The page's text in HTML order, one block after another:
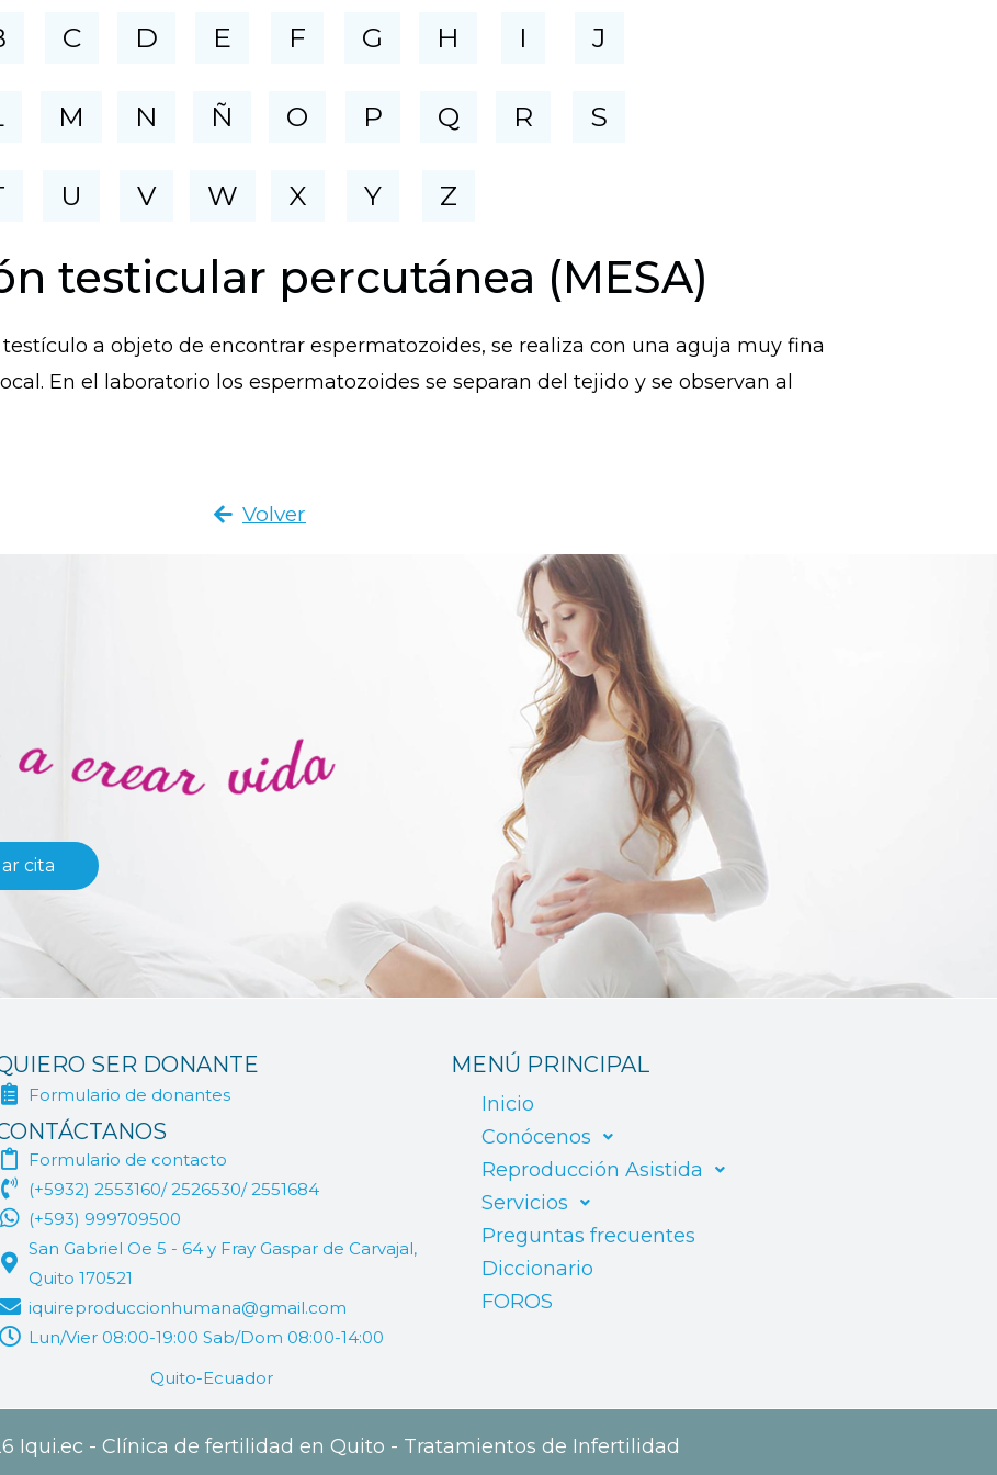
C
M
U
D
N
V
E
Ñ
W
F
O
X
G
P
Y
H
Q
Z
I
R
J
S
testicular percutánea (MESA)
a objeto de encontrar espermatozoides, se realiza con una aguja muy fina
En el laboratorio los espermatozoides se separan del tejido y se observan al
Volver
cita
SER DONANTE
Formulario de donantes
Formulario de contacto
(+5932) 2553160/ 2526530/ 2551684
(+593) 999709500
San Gabriel Oe 5 - 64 y Fray Gaspar de Carvajal,
Quito 170521
iquireproduccionhumana@gmail.com
Lun/Vier 08:00-19:00 Sab/Dom 08:00-14:00
Quito-Ecuador
MENÚ PRINCIPAL
Inicio
Conócenos
Reproducción Asistida
Servicios
Preguntas frecuentes
Diccionario
FOROS
Iqui.ec - Clínica de fertilidad en Quito - Tratamientos de Infertilidad